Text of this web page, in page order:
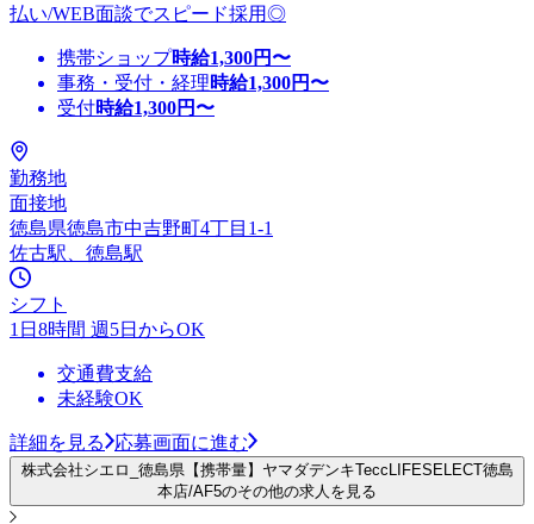
払い/WEB面談でスピード採用◎
携帯ショップ時給1,300円〜
事務・受付・経理時給1,300円〜
受付時給1,300円〜
勤務地
面接地
徳島県徳島市中吉野町4丁目1-1
佐古駅、徳島駅
シフト
1日8時間 週5日からOK
交通費支給
未経験OK
詳細を見る 応募画面に進む
株式会社シエロ_徳島県【携帯量】ヤマダデンキTeccLIFESELECT徳島
本店/AF5のその他の求人を見る